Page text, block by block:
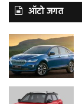
ऑटो जगत